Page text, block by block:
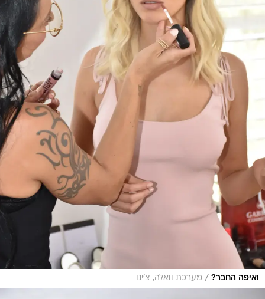
ואיפה החבר? / מערכת וואלה, צ'ינו